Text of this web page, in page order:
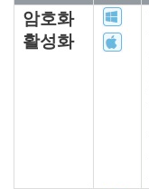
암호화
활성화